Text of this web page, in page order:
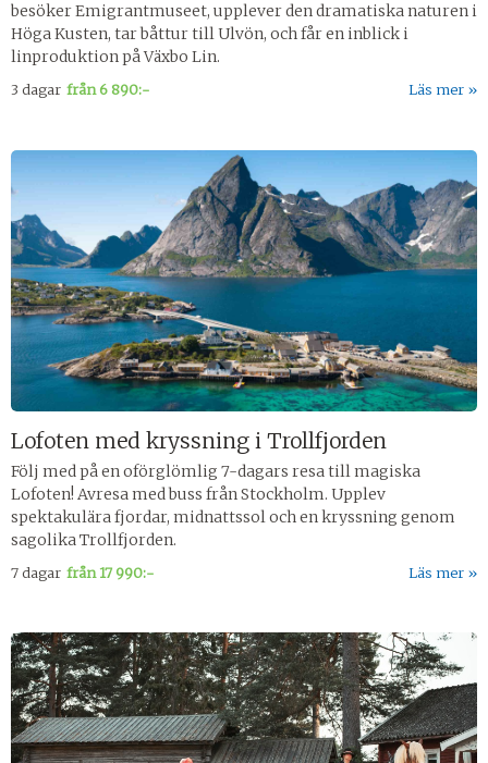
besöker Emigrantmuseet, upplever den dramatiska naturen i
Höga Kusten, tar båttur till Ulvön, och får en inblick i
linproduktion på Växbo Lin.
3 dagar från6 890:- Läs mer
Lofoten med kryssning i Trollfjorden
Följ med på en oförglömlig 7-dagars resa till magiska
Lofoten! Avresa med buss från Stockholm. Upplev
spektakulära fjordar, midnattssol och en kryssning genom
sagolika Trollfjorden.
7 dagar från17 990:- Läs mer